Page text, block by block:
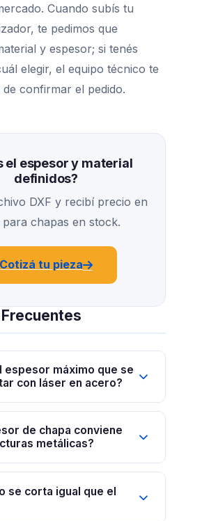
Cuando subís tu
te pedimos que
y espesor; si tenés
elegir, el equipo técnico te
confirmar el pedido.
el espesor y material
definidos?
DXF y recibí precio en
para chapas en stock.
Cotizá tu pieza
espesor máximo que se
con láser en acero?
de chapa conviene
metálicas?
se corta igual que el